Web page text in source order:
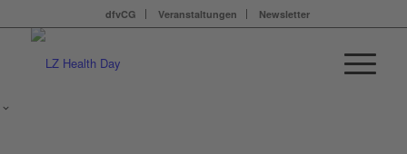
dfvCG Veranstaltungen Newsletter